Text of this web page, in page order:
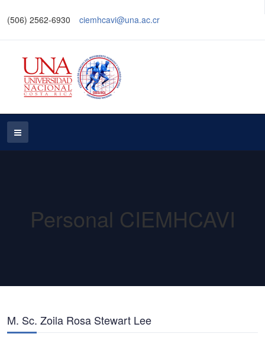
(506) 2562-6930 ciemhcavi@una.ac.cr
Personal CIEMHCAVI
M. Sc. Zoila Rosa Stewart Lee